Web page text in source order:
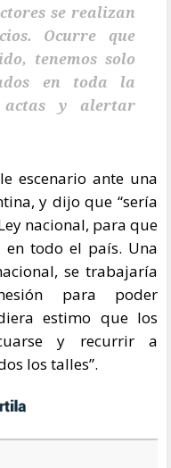
se realizan
Ocurre que
tenemos solo
en toda la
y alertar
escenario ante una
y dijo que “sería
nacional, para que
en todo el país. Una
se trabajaría
para poder
estimo que los
y recurrir a
los talles”.